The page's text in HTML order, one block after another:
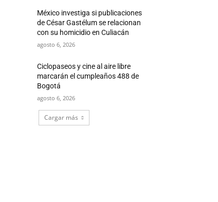
México investiga si publicaciones
de César Gastélum se relacionan
con su homicidio en Culiacán
agosto 6, 2026
Ciclopaseos y cine al aire libre
marcarán el cumpleaños 488 de
Bogotá
agosto 6, 2026
Cargar más